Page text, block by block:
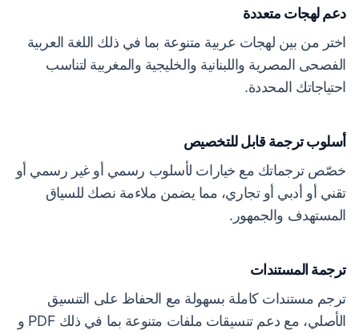
دعم لهجات متعددة
اختر من بين لهجات عربية متنوعة بما في ذلك اللغة العربية
الفصحى المصرية واللبنانية والخليجية والمغربية لتناسب
احتياجاتك المحددة.
أسلوب ترجمة قابل للتخصيص
خصّص ترجماتك مع خيارات لأسلوب رسمي أو غير رسمي أو
تقني أو أدبي أو تجاري، مما يضمن ملاءمة نصك للسياق
المستهدف والجمهور.
ترجمة المستندات
ترجم مستندات كاملة بسهولة مع الحفاظ على التنسيق
الأصلي، مع دعم تنسيقات ملفات متنوعة بما في ذلك PDF و